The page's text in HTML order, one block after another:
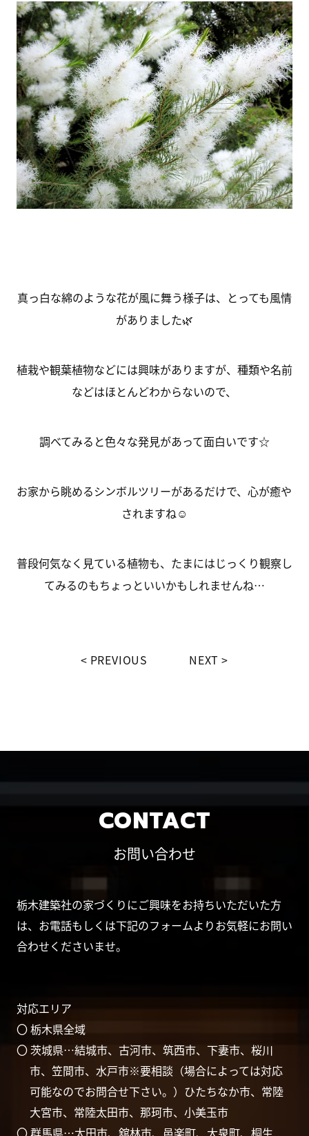
真っ白な綿のような花が風に舞う様子は、とっても風情
がありました🌿
植栽や観葉植物などには興味がありますが、種類や名前
などはほとんどわからないので、
調べてみると色々な発見があって面白いです☆
お家から眺めるシンボルツリーがあるだけで、心が癒や
されますね☺
普段何気なく見ている植物も、たまにはじっくり観察し
てみるのもちょっといいかもしれませんね…
PREVIOUS NEXT
CONTACT
お問い合わせ
栃木建築社の家づくりにご興味をお持ちいただいた方
は、お電話もしくは下記のフォームよりお気軽にお問い
合わせくださいませ。
対応エリア
〇 栃木県全域
〇 茨城県…結城市、古河市、筑西市、下妻市、桜川
市、笠間市、水戸市※要相談（場合によっては対応
可能なのでお問合せ下さい。）ひたちなか市、常陸
大宮市、常陸太田市、那珂市、小美玉市
〇 群馬県…太田市、舘林市、邑楽町、大泉町、桐生